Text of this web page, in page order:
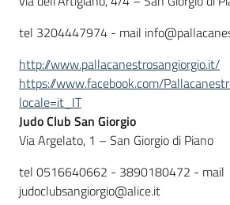
tel 3204447974 - mail
http://www.pallacanestrosangiorgio.it/
https://www.facebook.com/
locale=it_IT
Judo Club San Giorgio
Via Argelato, 1 – San Giorgio di Piano
tel 0516640662 - 3890180472 - mail
judoclubsangiorgio@alice.it